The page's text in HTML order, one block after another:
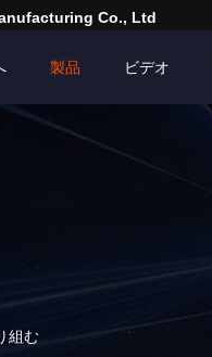
Co., Ltd
製品 ビデオ
組む